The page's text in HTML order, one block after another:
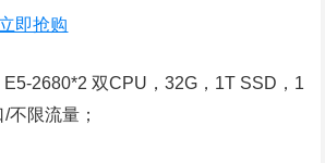
立即抢购
E5-2680*2 双CPU，32G，1T SSD，1
不限流量；